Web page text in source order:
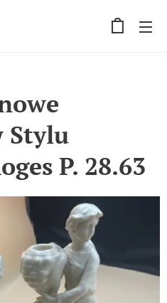
Stylu
P. 28.63